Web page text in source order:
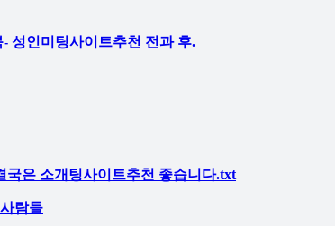
성인미팅사이트추천 전과 후.
국은 소개팅사이트추천 좋습니다.txt
람들